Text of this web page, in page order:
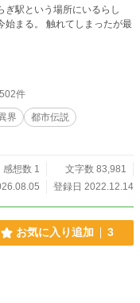
ぎ駅という場所にいるらし
しまったが最
件
界
都市伝説
感想数 1
文字数 83,981
登録日 2022.12.14
お気に入り追加 3